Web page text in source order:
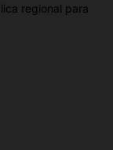
regional para